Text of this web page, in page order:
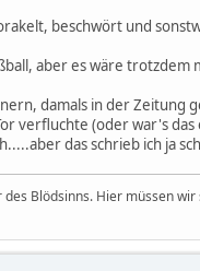
beschwört und
aber es wäre
damals in der Zeitung
verfluchte (oder war's das
das schrieb ich ja
Blödsinns. Hier müssen